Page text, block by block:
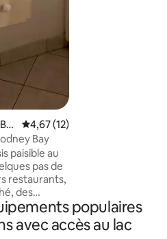
Évaluation moyenne sur la
4,67 (12)
Bay
paisible au
pas de
restaurants,
des
de la vie
en commun.
ou
populaires
avec accès au lac